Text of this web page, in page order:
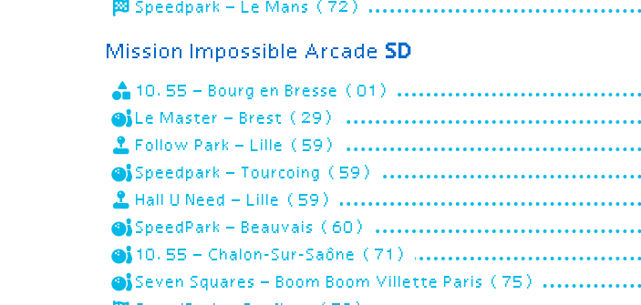
Speedpark – Le Mans (72)
Mission Impossible Arcade SD
10.55 – Bourg en Bresse (01)
Le Master – Brest (29)
Follow Park – Lille (59)
Speedpark – Tourcoing (59)
Hall U Need – Lille (59)
SpeedPark – Beauvais (60)
10.55 – Chalon-Sur-Saône (71)
Seven Squares – Boom Boom Villette Paris (75)